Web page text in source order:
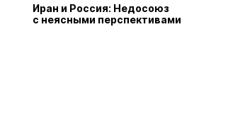
Иран и Россия: Недосоюз
с неясными перспективами